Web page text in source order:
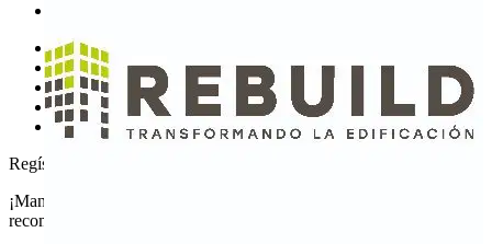
Otros enlaces
Sobre Voltimum
Contacto
Catálogos
Grupo Voltimum
Regístrate en Voltimum
¡Mantente al día con las últimas noticias del sector y gana
recompensas por tus compras eléctricas!